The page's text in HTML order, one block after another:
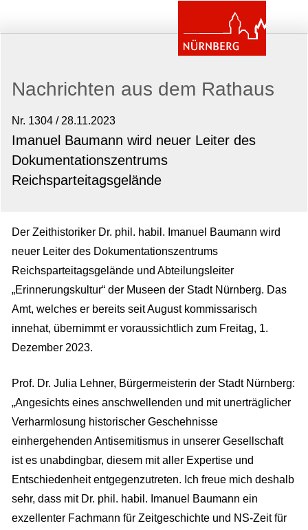
Nachrichten aus dem Rathaus
Nr. 1304 / 28.11.2023
Imanuel Baumann wird neuer Leiter des
Dokumentationszentrums
Reichsparteitagsgelände
Der Zeithistoriker Dr. phil. habil. Imanuel Baumann wird
neuer Leiter des Dokumentationszentrums
Reichsparteitagsgelände und Abteilungsleiter
„Erinnerungskultur“ der Museen der Stadt Nürnberg. Das
Amt, welches er bereits seit August kommissarisch
innehat, übernimmt er voraussichtlich zum Freitag, 1.
Dezember 2023.
Prof. Dr. Julia Lehner, Bürgermeisterin der Stadt Nürnberg:
„Angesichts eines anschwellenden und mit unerträglicher
Verharmlosung historischer Geschehnisse
einhergehenden Antisemitismus in unserer Gesellschaft
ist es unabdingbar, diesem mit aller Expertise und
Entschiedenheit entgegenzutreten. Ich freue mich deshalb
sehr, dass mit Dr. phil. habil. Imanuel Baumann ein
exzellenter Fachmann für Zeitgeschichte und NS-Zeit für